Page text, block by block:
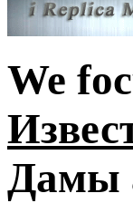
We
Дамы